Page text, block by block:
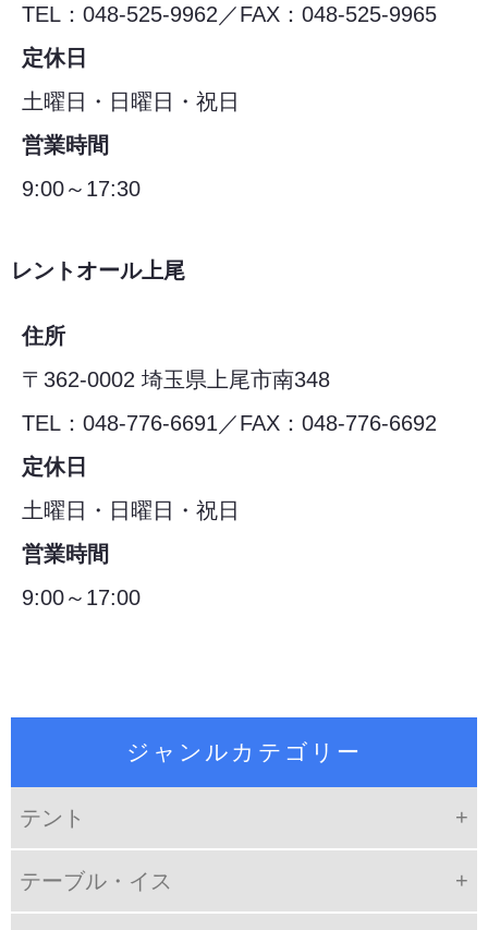
ジャンルカテゴリー
テント
テーブル・イス
TEL：048-525-9962／FAX：048-525-9965
定休日
土曜日・日曜日・祝日
営業時間
9:00～17:30
レントオール上尾
住所
〒362-0002 埼玉県上尾市南348
TEL：048-776-6691／FAX：048-776-6692
定休日
土曜日・日曜日・祝日
営業時間
9:00～17:00